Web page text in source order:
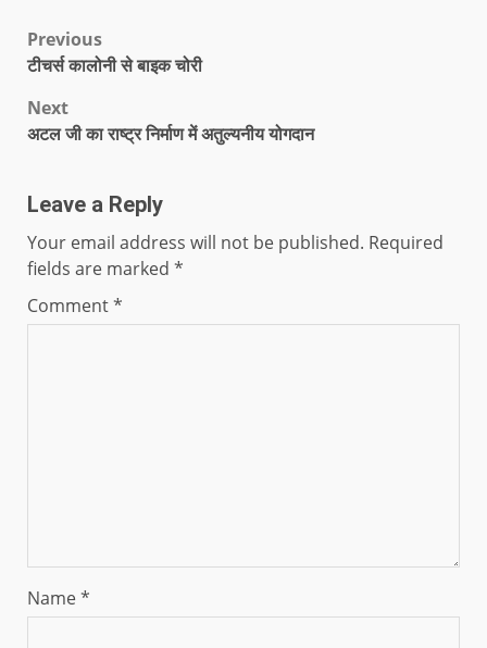
Previous
टीचर्स कालोनी से बाइक चोरी
Next
अटल जी का राष्ट्र निर्माण में अतुल्यनीय योगदान
Leave a Reply
Your email address will not be published. Required
fields are marked *
Comment*
Name*